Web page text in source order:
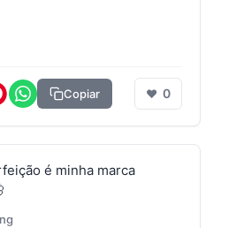
Copiar ❤ 0
é minha marca